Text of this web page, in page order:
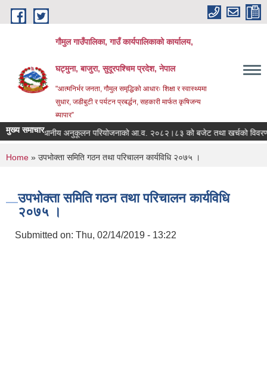
Skip to main content
गौमुल गाउँपालिका, गाउँ कार्यपालिकाको कार्यालय,
घट्मुना, बाजुरा, सुदूरपश्चिम प्रदेश, नेपाल
"आत्मनिर्भर जनता, गौमुल समृद्धिको आधारः शिक्षा र स्वास्थ्यमा
सुधार, जडीबुटी र पर्यटन प्रबर्द्धन, सहकारी मार्फत कृषिजन्य
ब्यापार”
मुख्य समाचार
परिवर्तन स्थानीय अनुकूलन परियोजनाको आ.व. २०८२।८३ को बजेट तथा खर्चको विवरण
You are here
Home » उपभोक्ता समिति गठन तथा परिचालन कार्यविधि २०७५ ।
उपभोक्ता समिति गठन तथा परिचालन कार्यविधि
२०७५ ।
Submitted on: Thu, 02/14/2019 - 13:22